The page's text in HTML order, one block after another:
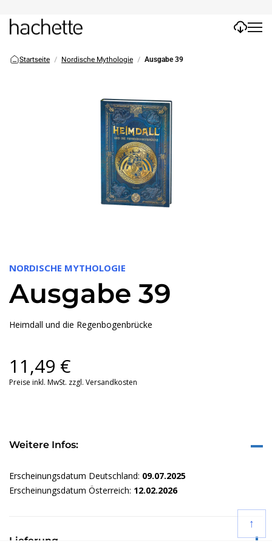
Startseite Nordische Mythologie Ausgabe 39
NORDISCHE MYTHOLOGIE
Ausgabe 39
Heimdall und die Regenbogenbrücke
11,49 €
Preise inkl. MwSt. zzgl. Versandkosten
Weitere Infos:
Erscheinungsdatum Deutschland: 09.07.2025
Erscheinungsdatum Österreich: 12.02.2026
Lieferung
↑